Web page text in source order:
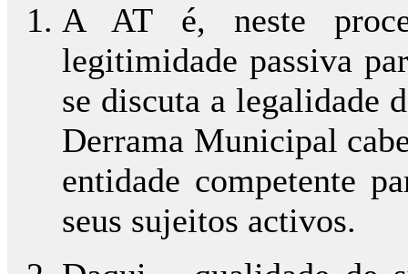
A AT é, neste
legitimidade passiva
se discuta a legalidade
Derrama Municipal
entidade competente
seus sujeitos activos.